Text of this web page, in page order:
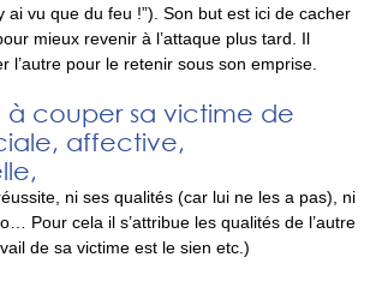
ai vu que du feu !”). Son but est ici de cacher
mieux revenir à l’attaque plus tard. Il
l’autre pour le retenir sous son emprise.
à couper sa victime de
affective,
ni ses qualités (car lui ne les a pas), ni
Pour cela il s’attribue les qualités de l’autre
de sa victime est le sien etc.)